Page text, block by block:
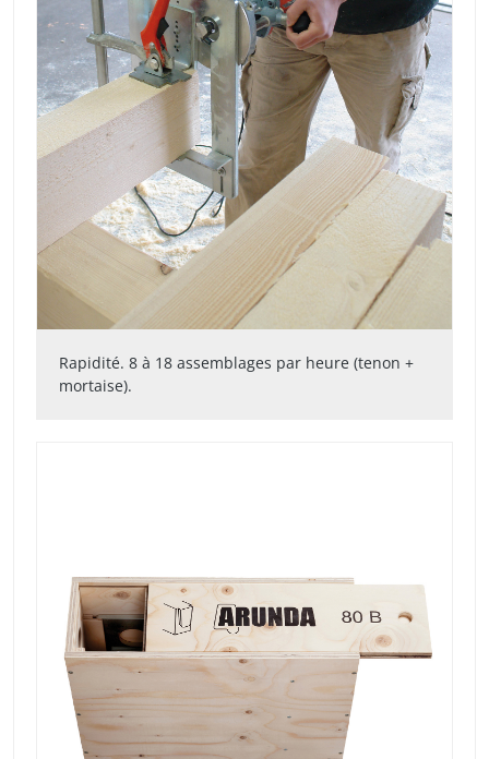
Rapidité. 8 à 18 assemblages par heure (tenon +
mortaise).